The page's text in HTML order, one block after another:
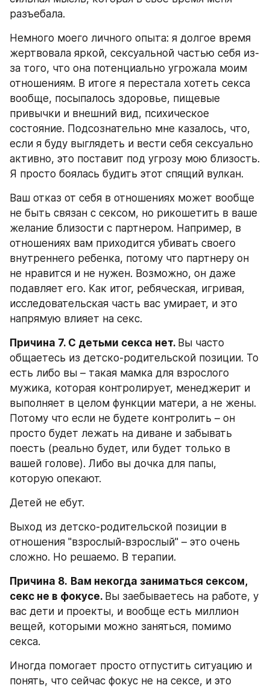
разъебала.
Немного моего личного опыта: я долгое время
жертвовала яркой, сексуальной частью себя из-
за того, что она потенциально угрожала моим
отношениям. В итоге я перестала хотеть секса
вообще, посыпалось здоровье, пищевые
привычки и внешний вид, психическое
состояние. Подсознательно мне казалось, что,
если я буду выглядеть и вести себя сексуально
активно, это поставит под угрозу мою близость.
Я просто боялась будить этот спящий вулкан.
Ваш отказ от себя в отношениях может вообще
не быть связан с сексом, но рикошетить в ваше
желание близости с партнером. Например, в
отношениях вам приходится убивать своего
внутреннего ребенка, потому что партнеру он
не нравится и не нужен. Возможно, он даже
подавляет его. Как итог, ребяческая, игривая,
исследовательская часть вас умирает, и это
напрямую влияет на секс.
Причина 7. С детьми секса нет. Вы часто
общаетесь из детско-родительской позиции. То
есть либо вы – такая мамка для взрослого
мужика, которая контролирует, менеджерит и
выполняет в целом функции матери, а не жены.
Потому что если не будете контролить – он
просто будет лежать на диване и забывать
поесть (реально будет, или будет только в
вашей голове). Либо вы дочка для папы,
которую опекают.
Детей не ебут.
Выход из детско-родительской позиции в
отношения "взрослый-взрослый" – это очень
сложно. Но решаемо. В терапии.
Причина 8. Вам некогда заниматься сексом,
секс не в фокусе. Вы заебываетесь на работе, у
вас дети и проекты, и вообще есть миллион
вещей, которыми можно заняться, помимо
секса.
Иногда помогает просто отпустить ситуацию и
понять, что сейчас фокус не на сексе, и это